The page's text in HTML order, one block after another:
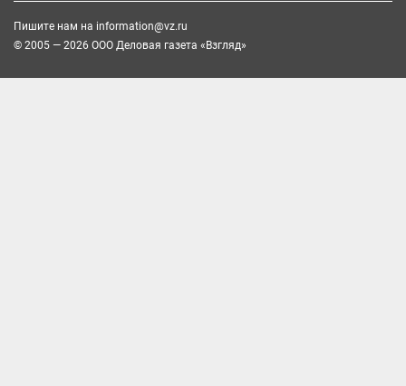
Пишите нам на information@vz.ru
© 2005 — 2026 ООО Деловая газета «Взгляд»